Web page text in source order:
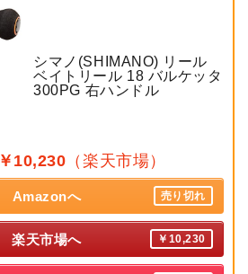
シマノ(SHIMANO) リール
ベイトリール 18 バルケッタ
300PG 右ハンドル
￥10,230 （楽天市場）
Amazonへ 売り切れ
楽天市場へ ￥10,230